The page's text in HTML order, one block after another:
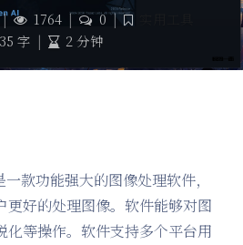
| 1764 | 0 |
字 | 2 分钟
款功能强大的图像处理软件，
更好的处理图像。软件能够对图
化等操作。软件支持多个平台用